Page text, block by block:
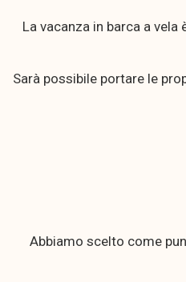
La vacanza in barca a
Sarà possibile portare le
Abbiamo scelto come